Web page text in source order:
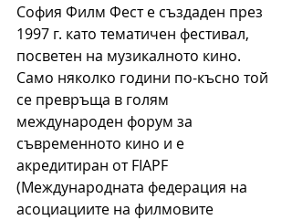
София Филм Фест е създаден през
1997 г. като тематичен фестивал,
посветен на музикалното кино.
Само няколко години по-късно той
се превръща в голям
международен форум за
съвременното кино и е
акредитиран от FIAPF
(Международната федерация на
асоциациите на филмовите